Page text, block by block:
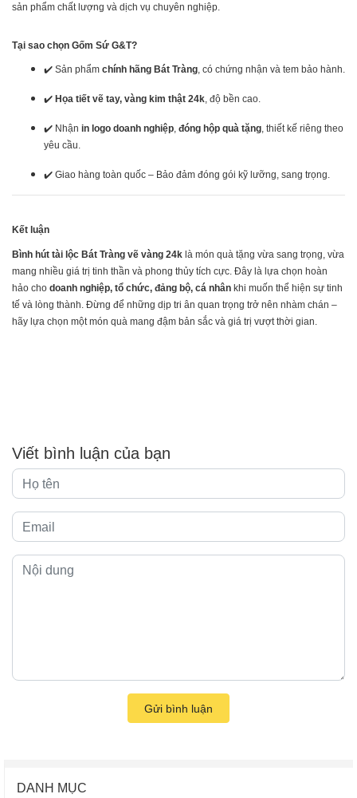
sản phẩm chất lượng và dịch vụ chuyên nghiệp.
Tại sao chọn Gốm Sứ G&T?
✔️ Sản phẩm chính hãng Bát Tràng , có chứng nhận và tem bảo hành.
✔️ Họa tiết vẽ tay, vàng kim thật 24k , độ bền cao.
✔️ Nhận in logo doanh nghiệp đóng hộp quà tặng , thiết kế riêng theo
yêu cầu.
✔️ Giao hàng toàn quốc – Bảo đảm đóng gói kỹ lưỡng, sang trọng.
Kết luận
Bình hút tài lộc Bát Tràng vẽ vàng 24k là món quà tặng vừa sang trọng, vừa
mang nhiều giá trị tinh thần và phong thủy tích cực. Đây là lựa chọn hoàn
hảo cho doanh nghiệp, tổ chức, đảng bộ, cá nhân khi muốn thể hiện sự tinh
tế và lòng thành. Đừng để những dịp tri ân quan trọng trở nên nhàm chán –
hãy lựa chọn một món quà mang đậm bản sắc và giá trị vượt thời gian.
Viết bình luận của bạn
Gửi bình luận
DANH MỤC